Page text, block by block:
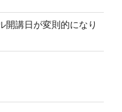
開講日が変則的になり